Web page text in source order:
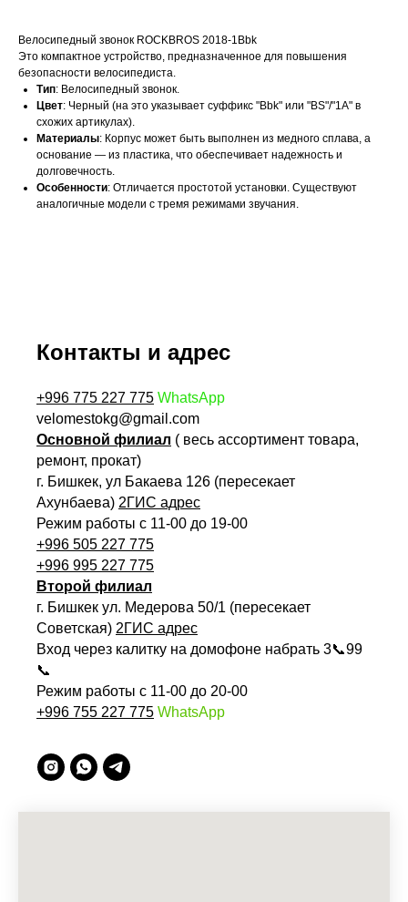
Велосипедный звонок ROCKBROS 2018-1Bbk
Это компактное устройство, предназначенное для повышения
безопасности велосипедиста.
Тип: Велосипедный звонок.
Цвет: Черный (на это указывает суффикс "Bbk" или "BS"/"1A" в
схожих артикулах).
Материалы: Корпус может быть выполнен из медного сплава, а
основание — из пластика, что обеспечивает надежность и
долговечность.
Особенности: Отличается простотой установки. Существуют
аналогичные модели с тремя режимами звучания.
Контакты и адрес
+996 775 227 775 WhatsApp
velomestokg@gmail.com
Основной филиал ( весь ассортимент товара,
ремонт, прокат)
г. Бишкек, ул Бакаева 126 (пересекает
Ахунбаева) 2ГИС адрес
Режим работы с 11-00 до 19-00
+996 505 227 775
+996 995 227 775
Второй филиал
г. Бишкек ул. Медерова 50/1 (пересекает
Советская) 2ГИС адрес
Вход через калитку на домофоне набрать 3📞99
📞
Режим работы с 11-00 до 20-00
+996 755 227 775 WhatsApp